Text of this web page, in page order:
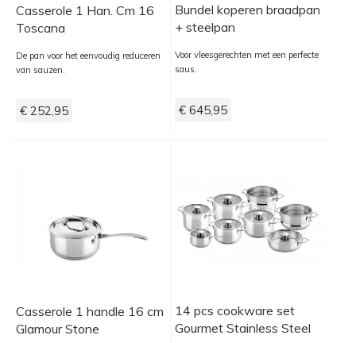
Casserole 1 Han. Cm 16
Toscana
De pan voor het eenvoudig reduceren
van sauzen.
€ 252,95
Bundel koperen braadpan
+ steelpan
Voor vleesgerechten met een perfecte
saus.
€ 645,95
Casserole 1 handle 16 cm
Glamour Stone
14 pcs cookware set
Gourmet Stainless Steel